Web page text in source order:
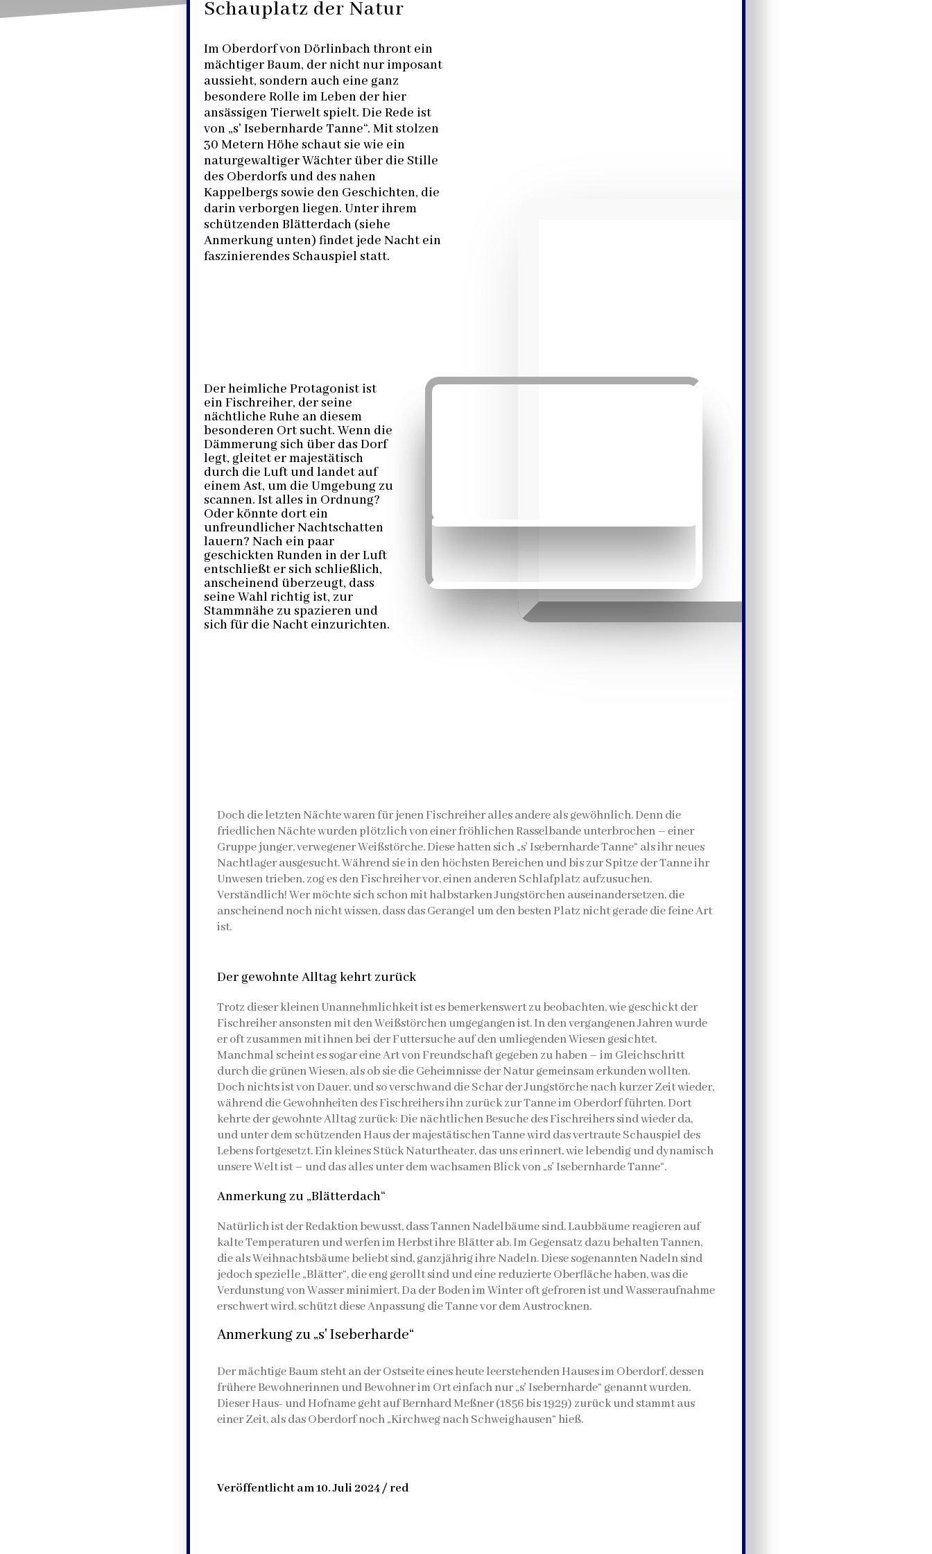
Schauplatz der Natur
Im Oberdorf von Dörlinbach thront ein
mächtiger Baum, der nicht nur imposant
aussieht, sondern auch eine ganz
besondere Rolle im Leben der hier
ansässigen Tierwelt spielt. Die Rede ist
von „s' Isebernharde Tanne“. Mit stolzen
30 Metern Höhe schaut sie wie ein
naturgewaltiger Wächter über die Stille
des Oberdorfs und des nahen
Kappelbergs sowie den Geschichten, die
darin verborgen liegen. Unter ihrem
schützenden Blätterdach (siehe
Anmerkung unten) findet jede Nacht ein
faszinierendes Schauspiel statt.
Der heimliche Protagonist ist
ein Fischreiher, der seine
nächtliche Ruhe an diesem
besonderen Ort sucht. Wenn die
Dämmerung sich über das Dorf
legt, gleitet er majestätisch
durch die Luft und landet auf
einem Ast, um die Umgebung zu
scannen. Ist alles in Ordnung?
Oder könnte dort ein
unfreundlicher Nachtschatten
lauern? Nach ein paar
geschickten Runden in der Luft
entschließt er sich schließlich,
anscheinend überzeugt, dass
seine Wahl richtig ist, zur
Stammnähe zu spazieren und
sich für die Nacht einzurichten.
Doch die letzten Nächte waren für jenen Fischreiher alles andere als gewöhnlich. Denn die
friedlichen Nächte wurden plötzlich von einer fröhlichen Rasselbande unterbrochen – einer
Gruppe junger, verwegener Weißstörche. Diese hatten sich „s' Isebernharde Tanne“ als ihr neues
Nachtlager ausgesucht. Während sie in den höchsten Bereichen und bis zur Spitze der Tanne ihr
Unwesen trieben, zog es den Fischreiher vor, einen anderen Schlafplatz aufzusuchen.
Verständlich! Wer möchte sich schon mit halbstarken Jungstörchen auseinandersetzen, die
anscheinend noch nicht wissen, dass das Gerangel um den besten Platz nicht gerade die feine Art
ist.
Der gewohnte Alltag kehrt zurück
Trotz dieser kleinen Unannehmlichkeit ist es bemerkenswert zu beobachten, wie geschickt der
Fischreiher ansonsten mit den Weißstörchen umgegangen ist. In den vergangenen Jahren wurde
er oft zusammen mit ihnen bei der Futtersuche auf den umliegenden Wiesen gesichtet.
Manchmal scheint es sogar eine Art von Freundschaft gegeben zu haben – im Gleichschritt
durch die grünen Wiesen, als ob sie die Geheimnisse der Natur gemeinsam erkunden wollten.
Doch nichts ist von Dauer, und so verschwand die Schar der Jungstörche nach kurzer Zeit wieder,
während die Gewohnheiten des Fischreihers ihn zurück zur Tanne im Oberdorf führten. Dort
kehrte der gewohnte Alltag zurück: Die nächtlichen Besuche des Fischreihers sind wieder da,
und unter dem schützenden Haus der majestätischen Tanne wird das vertraute Schauspiel des
Lebens fortgesetzt. Ein kleines Stück Naturtheater, das uns erinnert, wie lebendig und dynamisch
unsere Welt ist – und das alles unter dem wachsamen Blick von „s' Isebernharde Tanne“.
Anmerkung zu „Blätterdach“
Natürlich ist der Redaktion bewusst, dass Tannen Nadelbäume sind. Laubbäume reagieren auf
kalte Temperaturen und werfen im Herbst ihre Blätter ab. Im Gegensatz dazu behalten Tannen,
die als Weihnachtsbäume beliebt sind, ganzjährig ihre Nadeln. Diese sogenannten Nadeln sind
jedoch spezielle „Blätter“, die eng gerollt sind und eine reduzierte Oberfläche haben, was die
Verdunstung von Wasser minimiert. Da der Boden im Winter oft gefroren ist und Wasseraufnahme
erschwert wird, schützt diese Anpassung die Tanne vor dem Austrocknen.
Anmerkung zu „s' Iseberharde“
Der mächtige Baum steht an der Ostseite eines heute leerstehenden Hauses im Oberdorf, dessen
frühere Bewohnerinnen und Bewohner im Ort einfach nur „s' Isebernharde“ genannt wurden.
Dieser Haus- und Hofname geht auf Bernhard Meßner (1856 bis 1929) zurück und stammt aus
einer Zeit, als das Oberdorf noch „Kirchweg nach Schweighausen“ hieß.
Veröffentlicht am 10. Juli 2024 / red